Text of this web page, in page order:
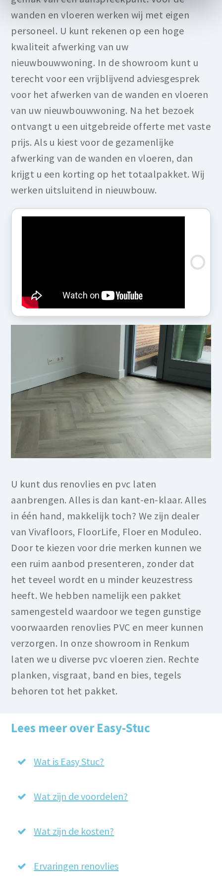
wanden en vloeren werken wij met eigen
personeel. U kunt rekenen op een hoge
kwaliteit afwerking van uw
nieuwbouwwoning. In de showroom kunt u
terecht voor een vrijblijvend adviesgesprek
voor het afwerken van de wanden en vloeren
van uw nieuwbouwwoning. Na het bezoek
ontvangt u een uitgebreide offerte met vaste
prijs. Als u kiest voor de gezamenlijke
afwerking van de wanden en vloeren, dan
krijgt u een korting op het totaalpakket. Wij
werken uitsluitend in nieuwbouw.
U kunt dus renovlies en pvc laten
aanbrengen. Alles is dan kant-en-klaar. Alles
in één hand, makkelijk toch? We zijn dealer
van Vivafloors, FloorLife, Floer en Moduleo.
Door te kiezen voor drie merken kunnen we
een ruim aanbod presenteren, zonder dat
het teveel wordt en u minder keuzestress
heeft. We hebben namelijk een pakket
samengesteld waardoor we tegen gunstige
voorwaarden renovlies PVC en meer kunnen
verzorgen. In onze showroom in Renkum
laten we u diverse pvc vloeren zien. Rechte
planken, visgraat, band en bies, tegels
behoren tot het pakket.
Lees meer over Easy-Stuc
Wat is Easy Stuc?
Wat zijn de voordelen?
Wat zijn de kosten?
Ervaringen renovlies